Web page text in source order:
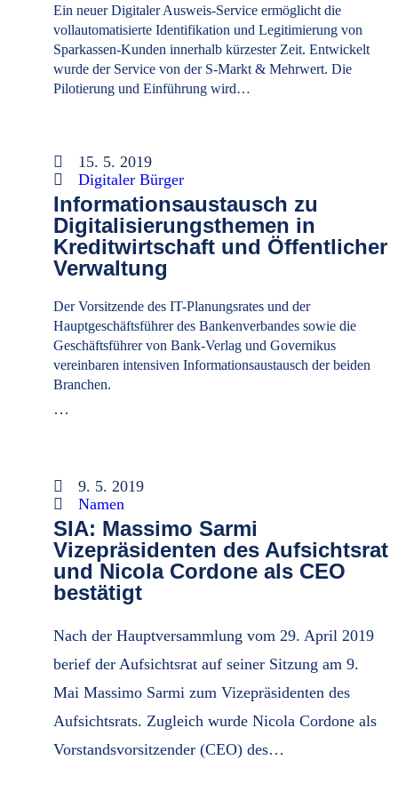
Ein neuer Digitaler Ausweis-Service ermöglicht die
vollautomatisierte Identifikation und Legitimierung von
Sparkassen-Kunden innerhalb kürzester Zeit. Entwickelt
wurde der Service von der S-Markt & Mehrwert. Die
Pilotierung und Einführung wird…
15. 5. 2019
Digitaler Bürger
Informationsaustausch zu
Digitalisierungsthemen in
Kreditwirtschaft und Öffentlicher
Verwaltung
Der Vorsitzende des IT-Planungsrates und der
Hauptgeschäftsführer des Bankenverbandes sowie die
Geschäftsführer von Bank-Verlag und Governikus
vereinbaren intensiven Informationsaustausch der beiden
Branchen.
…
9. 5. 2019
Namen
SIA: Massimo Sarmi
Vizepräsidenten des Aufsichtsrat
und Nicola Cordone als CEO
bestätigt
Nach der Hauptversammlung vom 29. April 2019
berief der Aufsichtsrat auf seiner Sitzung am 9.
Mai Massimo Sarmi zum Vizepräsidenten des
Aufsichtsrats. Zugleich wurde Nicola Cordone als
Vorstandsvorsitzender (CEO) des…